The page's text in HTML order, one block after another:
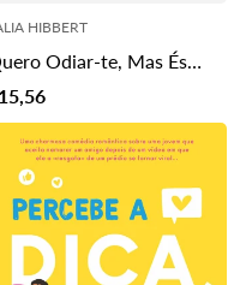
HIBBERT
Odiar-te, Mas És
Fofo — Edição